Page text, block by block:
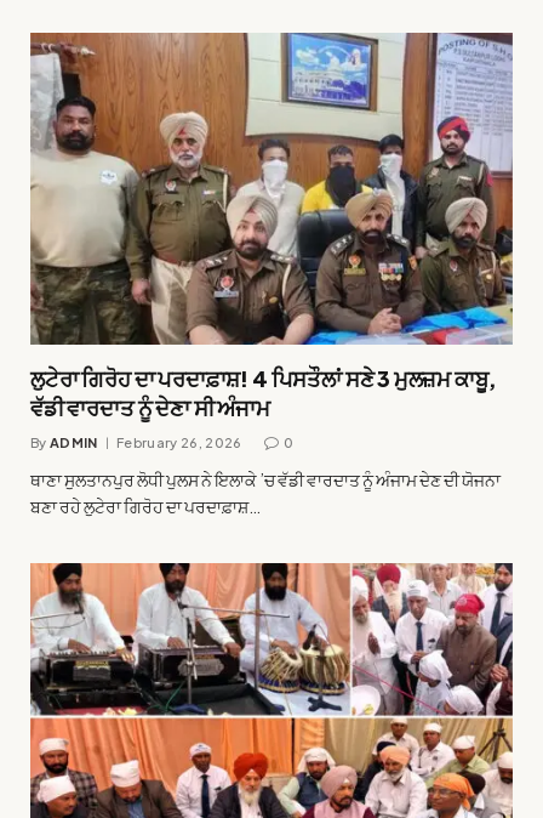
ਲੁਟੇਰਾ ਗਿਰੋਹ ਦਾ ਪਰਦਾਫ਼ਾਸ਼! 4 ਪਿਸਤੌਲਾਂ ਸਣੇ 3 ਮੁਲਜ਼ਮ ਕਾਬੂ,
ਵੱਡੀ ਵਾਰਦਾਤ ਨੂੰ ਦੇਣਾ ਸੀ ਅੰਜਾਮ
By ADMIN February 26, 2026 0
ਥਾਣਾ ਸੁਲਤਾਨਪੁਰ ਲੋਧੀ ਪੁਲਸ ਨੇ ਇਲਾਕੇ ’ਚ ਵੱਡੀ ਵਾਰਦਾਤ ਨੂੰ ਅੰਜਾਮ ਦੇਣ ਦੀ ਯੋਜਨਾ
ਬਣਾ ਰਹੇ ਲੁਟੇਰਾ ਗਿਰੋਹ ਦਾ ਪਰਦਾਫ਼ਾਸ਼…